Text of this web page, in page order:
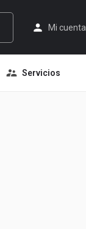
Mi cuenta
Servicios